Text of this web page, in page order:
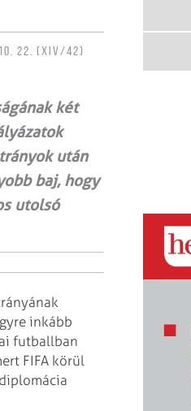
22. (XIV/42)
két
után
baj, hogy
utolsó
inkább
futballban
FIFA körül